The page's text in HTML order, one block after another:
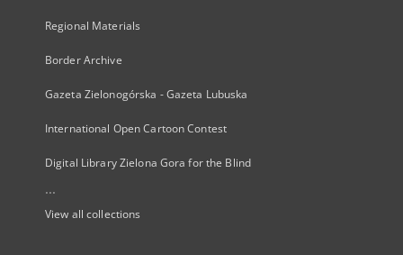
Regional Materials
Border Archive
Gazeta Zielonogórska - Gazeta Lubuska
International Open Cartoon Contest
Digital Library Zielona Gora for the Blind
...
View all collections